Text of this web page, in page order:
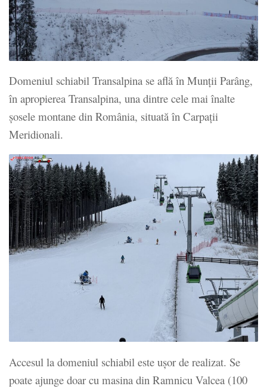
Domeniul schiabil Transalpina se află în Munții Parâng,
în apropierea Transalpina, una dintre cele mai înalte
șosele montane din România, situată în Carpații
Meridionali.
Accesul la domeniul schiabil este ușor de realizat. Se
poate ajunge doar cu masina din Ramnicu Valcea (100